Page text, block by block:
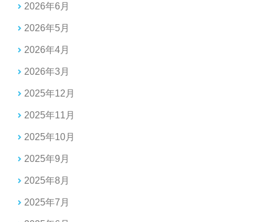
2026年6月
2026年5月
2026年4月
2026年3月
2025年12月
2025年11月
2025年10月
2025年9月
2025年8月
2025年7月